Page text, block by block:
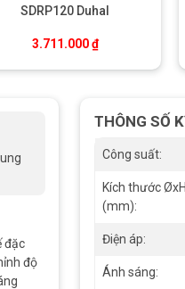
SDRP120 Duhal
3.711.000₫
đặc
độ
THÔNG SỐ
Công suất:
Kích thước ØxH
(mm):
Điện áp:
Ánh sáng: